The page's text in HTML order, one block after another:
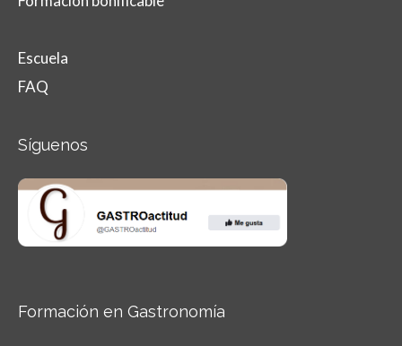
Escuela
FAQ
Síguenos
Formación en Gastronomía